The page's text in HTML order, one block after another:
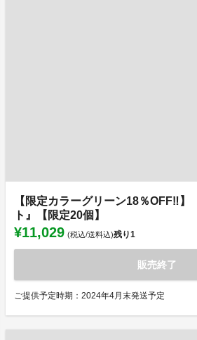
【限定カラーグリーン18％OFF‼】
ト』【限定20個】
¥11,029 (税込/送料込)残り1
販売終了
ご提供予定時期：2024年4月末発送予定